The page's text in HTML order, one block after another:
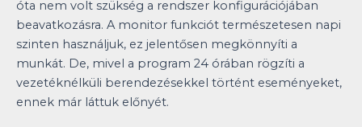
óta nem volt szükség a rendszer konfigurációjában
beavatkozásra. A monitor funkciót természetesen napi
szinten használjuk, ez jelentősen megkönnyíti a
munkát. De, mivel a program 24 órában rögzíti a
vezetéknélküli berendezésekkel történt eseményeket,
ennek már láttuk előnyét.